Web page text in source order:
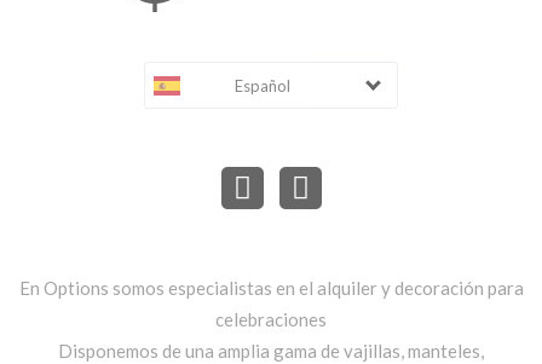
Español
En Options somos especialistas en el alquiler y decoración para
celebraciones
Disponemos de una amplia gama de vajillas, manteles,